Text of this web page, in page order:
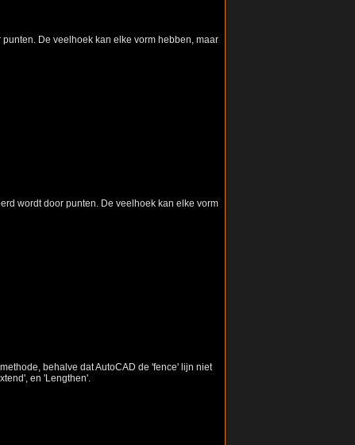
De veelhoek kan elke vorm hebben, maar
wordt door punten. De veelhoek kan elke vorm
behalve dat AutoCAD de 'fence' lijn niet
en 'Lengthen'.